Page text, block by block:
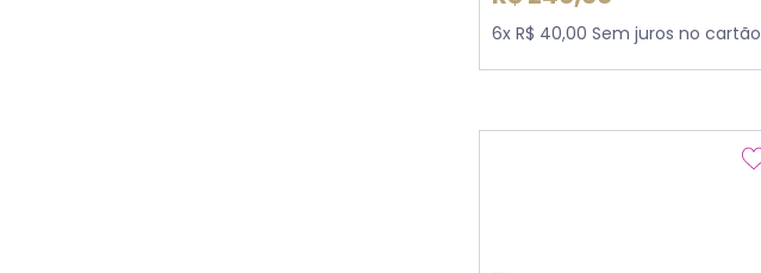
6x R$ 40,00 Sem juros no cartão